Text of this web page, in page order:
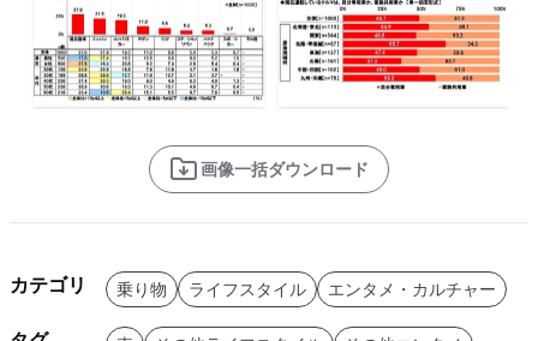
画像一括ダウンロード
カテゴリ 乗り物 ライフスタイル エンタメ・カルチャー